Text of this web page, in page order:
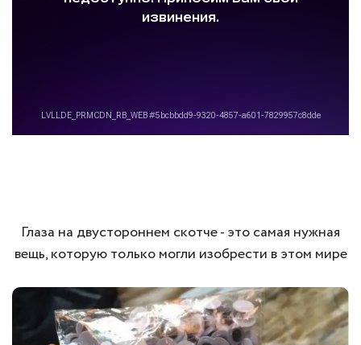
Глаза на двустороннем скотче - это самая нужная
вещь, которую только могли изобрести в этом мире